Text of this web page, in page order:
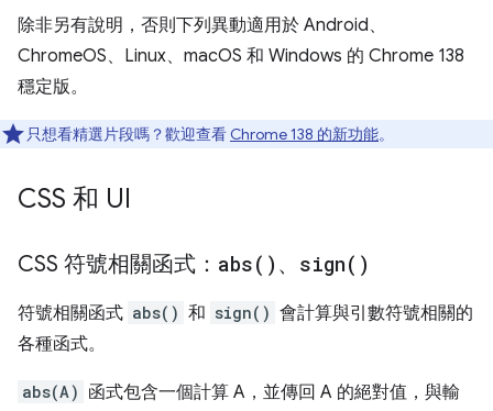
除非另有說明，否則下列異動適用於 Android、
ChromeOS、Linux、macOS 和 Windows 的 Chrome 138
穩定版。
只想看精選片段嗎？歡迎查看 Chrome 138 的新功能。
CSS 和 UI
CSS 符號相關函式： abs( ) 、 sign( )
符號相關函式 abs() 和 sign() 會計算與引數符號相關的
各種函式。
abs(A) 函式包含一個計算 A，並傳回 A 的絕對值，與輸